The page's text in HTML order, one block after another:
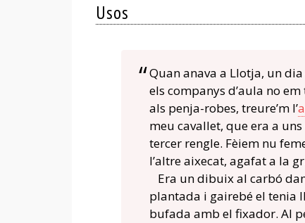
Usos
Quan anava a Llotja, un
els companys d’aula no
als penja-robes, treure’m l’
meu cavallet, que era a
tercer rengle. Fèiem nu
l’altre aixecat, agafat a la
Era un dibuix al carbó
plantada i gairebé el tenia
bufada amb el fixador. Al